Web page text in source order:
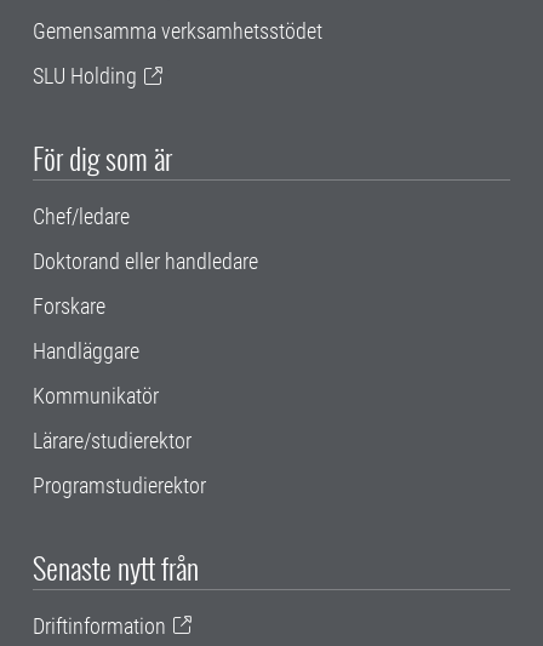
Gemensamma verksamhetsstödet
SLU Holding
För dig som är
Chef/ledare
Doktorand eller handledare
Forskare
Handläggare
Kommunikatör
Lärare/studierektor
Programstudierektor
Senaste nytt från
Driftinformation